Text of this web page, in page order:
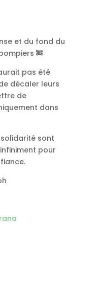
et du fond du
🚒
pas été
décaler leurs
de
dans
sont
pour